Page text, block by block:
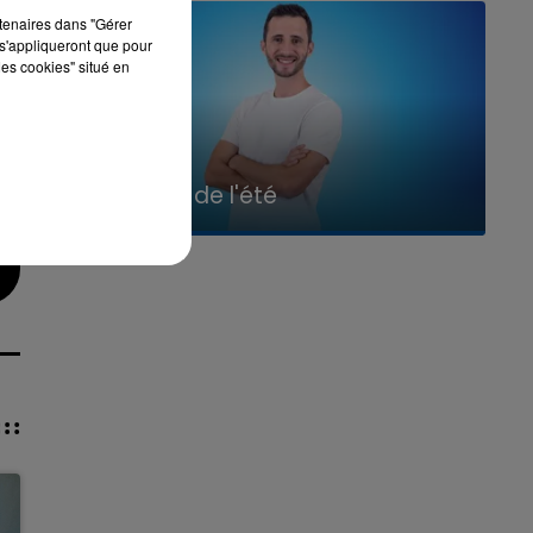
La Team de l'été
dans "Gérer
que pour
cookies" situé en